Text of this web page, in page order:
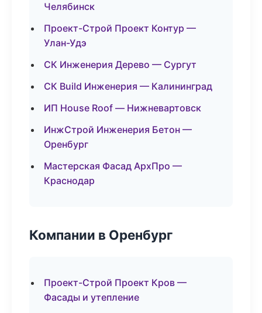
Челябинск
Проект-Строй Проект Контур —
Улан-Удэ
СК Инженерия Дерево — Сургут
СК Build Инженерия — Калининград
ИП House Roof — Нижневартовск
ИнжСтрой Инженерия Бетон —
Оренбург
Мастерская Фасад АрхПро —
Краснодар
Компании в Оренбург
Проект-Строй Проект Кров —
Фасады и утепление